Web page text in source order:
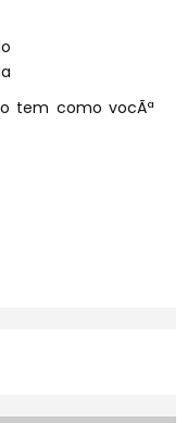
tem como vocÃª